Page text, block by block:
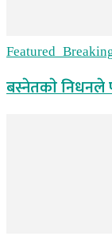
बस्नेतकाे निधनले